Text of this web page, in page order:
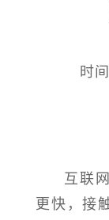
时
互联
更快，接